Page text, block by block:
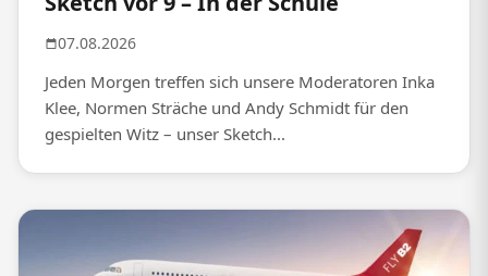
07.08.2026
Jeden Morgen treffen sich unsere Moderatoren Inka
Klee, Normen Sträche und Andy Schmidt für den
gespielten Witz – unser Sketch...